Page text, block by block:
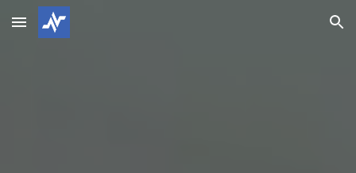
Skip to main content Skip to navigation